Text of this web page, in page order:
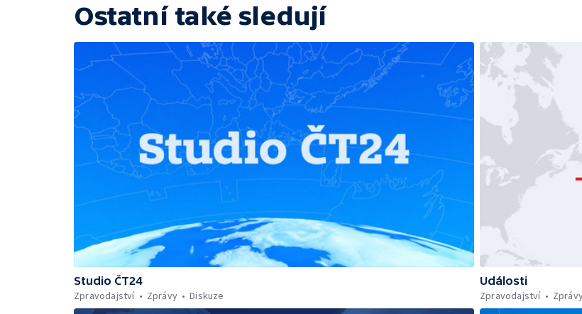
Ostatní také sledují
Studio ČT24
Zpravodajství
Zprávy Diskuze
Události
Zpravodajství